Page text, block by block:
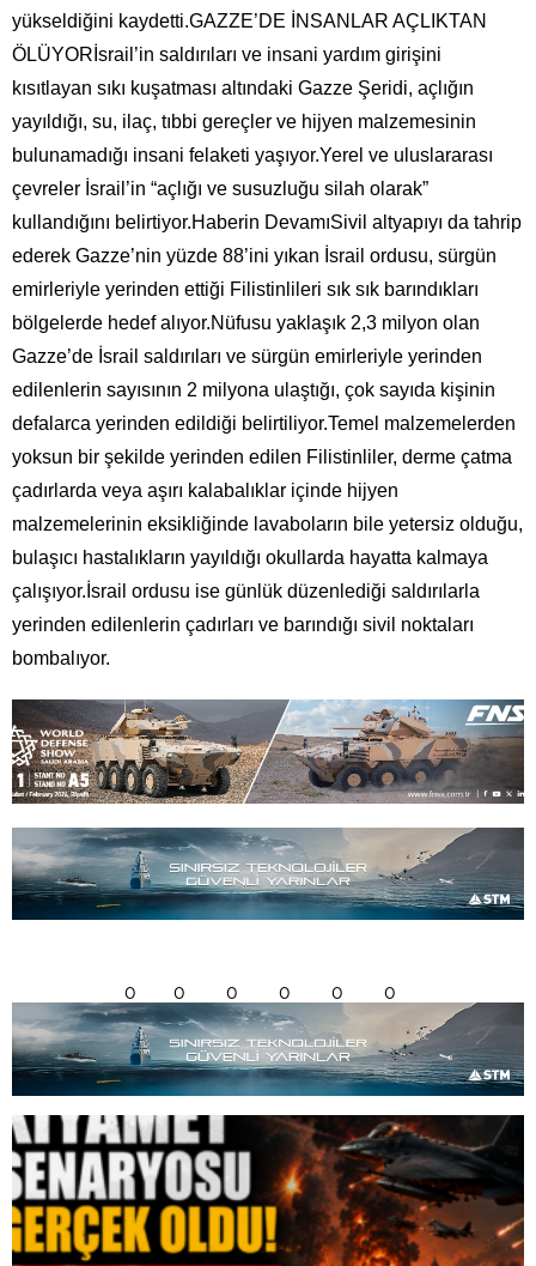
yükseldiğini kaydetti.GAZZE’DE İNSANLAR AÇLIKTAN
ÖLÜYORİsrail’in saldırıları ve insani yardım girişini
kısıtlayan sıkı kuşatması altındaki Gazze Şeridi, açlığın
yayıldığı, su, ilaç, tıbbi gereçler ve hijyen malzemesinin
bulunamadığı insani felaketi yaşıyor.Yerel ve uluslararası
çevreler İsrail’in “açlığı ve susuzluğu silah olarak”
kullandığını belirtiyor.Haberin DevamıSivil altyapıyı da tahrip
ederek Gazze’nin yüzde 88’ini yıkan İsrail ordusu, sürgün
emirleriyle yerinden ettiği Filistinlileri sık sık barındıkları
bölgelerde hedef alıyor.Nüfusu yaklaşık 2,3 milyon olan
Gazze’de İsrail saldırıları ve sürgün emirleriyle yerinden
edilenlerin sayısının 2 milyona ulaştığı, çok sayıda kişinin
defalarca yerinden edildiği belirtiliyor.Temel malzemelerden
yoksun bir şekilde yerinden edilen Filistinliler, derme çatma
çadırlarda veya aşırı kalabalıklar içinde hijyen
malzemelerinin eksikliğinde lavaboların bile yetersiz olduğu,
bulaşıcı hastalıkların yayıldığı okullarda hayatta kalmaya
çalışıyor.İsrail ordusu ise günlük düzenlediği saldırılarla
yerinden edilenlerin çadırları ve barındığı sivil noktaları
bombalıyor.
0 0 0 0 0 0